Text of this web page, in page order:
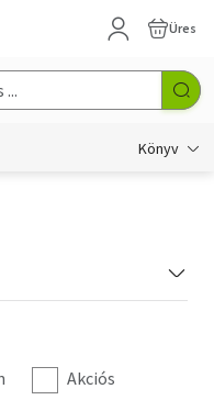
Üres
Könyv
Akciós